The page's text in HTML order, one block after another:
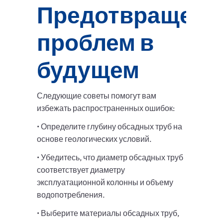
проблем в
будущем
Следующие советы помогут вам
избежать распространенных ошибок:
• Определите глубину обсадных труб на
основе геологических условий.
• Убедитесь, что диаметр обсадных труб
соответствует диаметру
эксплуатационной колонны и объему
водопотребления.
• Выберите материалы обсадных труб,